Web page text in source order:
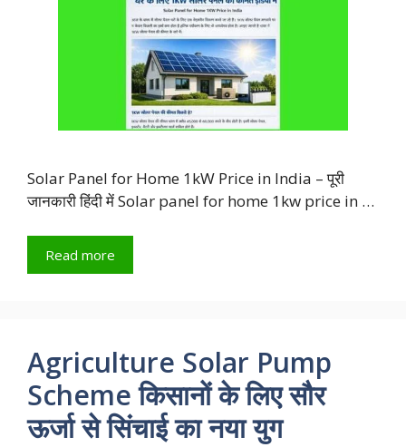
Solar Panel for Home 1kW Price in India – पूरी
जानकारी हिंदी में Solar panel for home 1kw price in …
Read more
Agriculture Solar Pump
Scheme किसानों के लिए सौर
ऊर्जा से सिंचाई का नया युग